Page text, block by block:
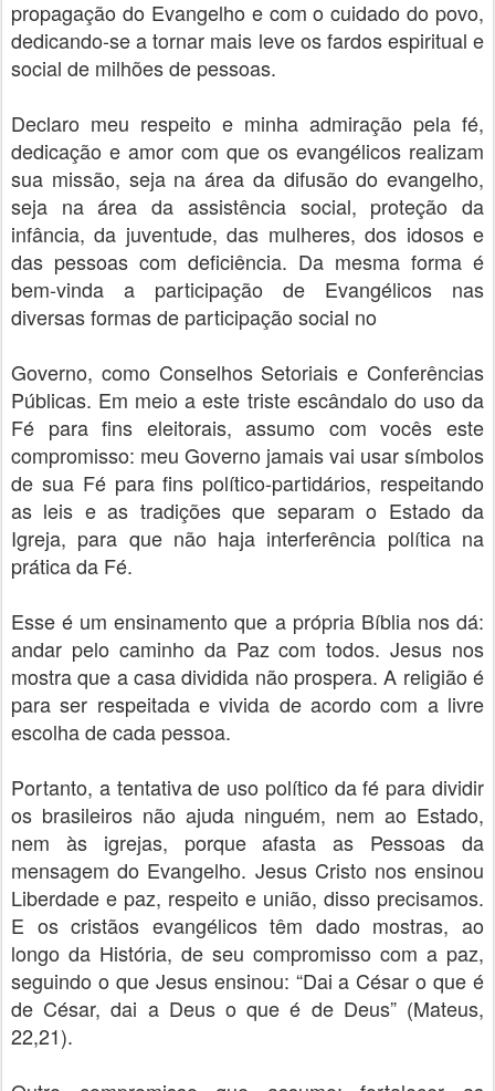
propagação do Evangelho e com o cuidado do povo,
dedicando-se a tornar mais leve os fardos espiritual e
social de milhões de pessoas.
Declaro meu respeito e minha admiração pela fé,
dedicação e amor com que os evangélicos realizam
sua missão, seja na área da difusão do evangelho,
seja na área da assistência social, proteção da
infância, da juventude, das mulheres, dos idosos e
das pessoas com deficiência. Da mesma forma é
bem-vinda a participação de Evangélicos nas
diversas formas de participação social no
Governo, como Conselhos Setoriais e Conferências
Públicas. Em meio a este triste escândalo do uso da
Fé para fins eleitorais, assumo com vocês este
compromisso: meu Governo jamais vai usar símbolos
de sua Fé para fins político-partidários, respeitando
as leis e as tradições que separam o Estado da
Igreja, para que não haja interferência política na
prática da Fé.
Esse é um ensinamento que a própria Bíblia nos dá:
andar pelo caminho da Paz com todos. Jesus nos
mostra que a casa dividida não prospera. A religião é
para ser respeitada e vivida de acordo com a livre
escolha de cada pessoa.
Portanto, a tentativa de uso político da fé para dividir
os brasileiros não ajuda ninguém, nem ao Estado,
nem às igrejas, porque afasta as Pessoas da
mensagem do Evangelho. Jesus Cristo nos ensinou
Liberdade e paz, respeito e união, disso precisamos.
E os cristãos evangélicos têm dado mostras, ao
longo da História, de seu compromisso com a paz,
seguindo o que Jesus ensinou: “Dai a César o que é
de César, dai a Deus o que é de Deus” (Mateus,
22,21).